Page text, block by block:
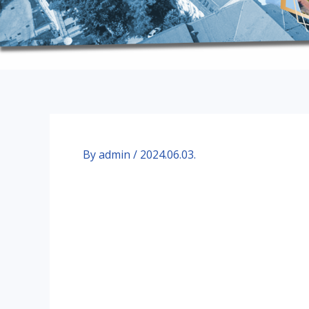
Byadmin / 2024.06.03.